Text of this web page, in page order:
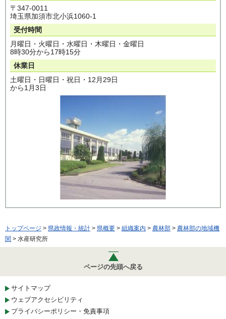
〒347-0011
埼玉県加須市北小浜1060-1
受付時間
月曜日・火曜日・水曜日・木曜日・金曜日
8時30分から17時15分
休業日
土曜日・日曜日・祝日・12月29日
から1月3日
トップページ > 県政情報・統計 > 県概要 > 組織案内 > 農林部 > 農林部の地域機
関 > 水産研究所
ページの先頭へ戻る
サイトマップ
ウェブアクセシビリティ
プライバシーポリシー・免責事項